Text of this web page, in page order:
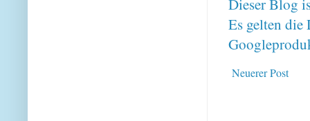
Dieser Blog
Es gelten
Neuerer Post